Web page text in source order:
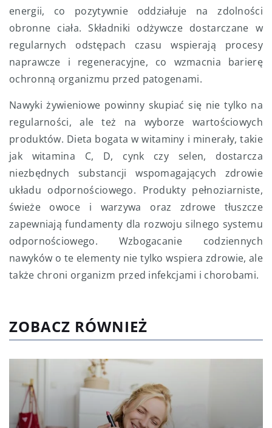
energii, co pozytywnie oddziałuje na zdolności
obronne ciała. Składniki odżywcze dostarczane w
regularnych odstępach czasu wspierają procesy
naprawcze i regeneracyjne, co wzmacnia barierę
ochronną organizmu przed patogenami.
Nawyki żywieniowe powinny skupiać się nie tylko na
regularności, ale też na wyborze wartościowych
produktów. Dieta bogata w witaminy i minerały, takie
jak witamina C, D, cynk czy selen, dostarcza
niezbędnych substancji wspomagających zdrowie
układu odpornościowego. Produkty pełnoziarniste,
świeże owoce i warzywa oraz zdrowe tłuszcze
zapewniają fundamenty dla rozwoju silnego systemu
odpornościowego. Wzbogacanie codziennych
nawyków o te elementy nie tylko wspiera zdrowie, ale
także chroni organizm przed infekcjami i chorobami.
ZOBACZ RÓWNIEŻ